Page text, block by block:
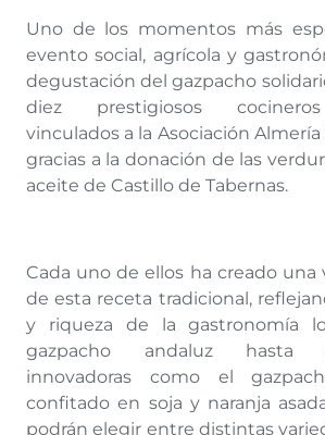
Uno de los momentos más
evento social, agrícola y
degustación del gazpacho
diez prestigiosos
vinculados a la Asociación
gracias a la donación de las
aceite de Castillo de Tabernas.
Cada uno de ellos ha creado una
de esta receta tradicional,
y riqueza de la gastronomía
gazpacho andaluz hasta
innovadoras como el
confitado en soja y naranja
podrán elegir entre distintas